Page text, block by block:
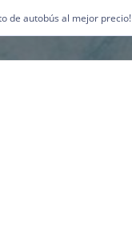
de autobús al mejor precio!